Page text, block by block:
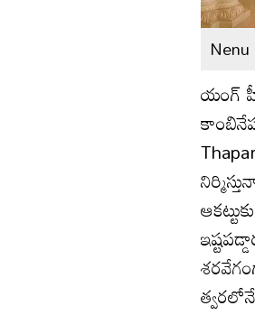
యంగ్